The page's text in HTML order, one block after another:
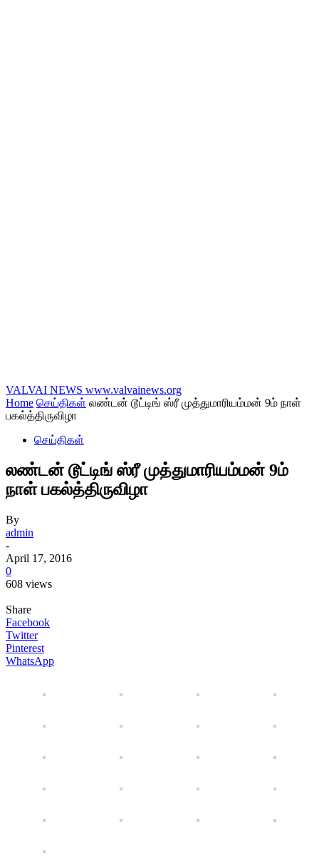
VALVAI NEWS www.valvainews.org
Home செய்திகள் லண்டன் டூட்டிங் ஸ்ரீ முத்துமாரியம்மன் 9ம் நாள்
பகல்த்திருவிழா
செய்திகள்
லண்டன் டூட்டிங் ஸ்ரீ முத்துமாரியம்மன் 9ம்
நாள் பகல்த்திருவிழா
By
admin
-
April 17, 2016
0
608 views
Share
Facebook
Twitter
Pinterest
WhatsApp